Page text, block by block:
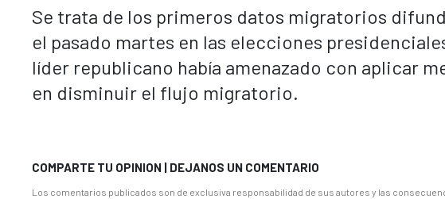
Se trata de los primeros datos migratorios
el pasado martes en las elecciones
líder republicano había amenazado con aplicar
en disminuir el flujo migratorio.
COMPARTE TU OPINION | DEJANOS UN COMENTARIO
Los comentarios publicados son de exclusiva responsabilidad de sus autores y las